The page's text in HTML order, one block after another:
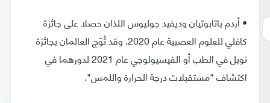
• أردم باتابوتيان وديفيد جوليوس اللذان حصلا على جائزة
كافلي للعلوم العصبية عام 2020. وقد تُوّج العالمان بجائزة
نوبل في الطب أو الفيسيولوجي عام 2021 لدورهما في
اكتشاف "مستقبلات درجة الحرارة واللمس".